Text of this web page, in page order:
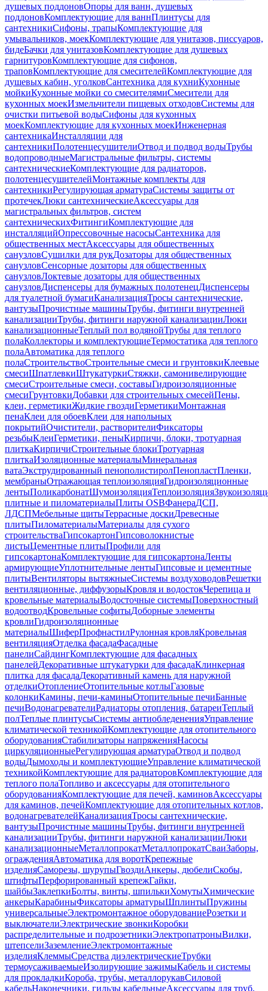
душевых поддоновОпоры для ванн, душевых
поддоновКомплектующие для ваннПлинтусы для
сантехникиСифоны, трапыКомплектующие для
умывальников, моекКомплектующие для унитазов, писсуаров,
бидеБачки для унитазовКомплектующие для душевых
гарнитуровКомплектующие для сифонов,
траповКомплектующие для смесителейКомплектующие для
душевых кабин, уголковСантехника для кухниКухонные
мойкиКухонные мойки со смесителямиСмесители для
кухонных моекИзмельчители пищевых отходовСистемы для
очистки питьевой водыСифоны для кухонных
моекКомплектующие для кухонных моекИнженерная
сантехникаИнсталляции для
сантехникиПолотенцесушителиОтвод и подвод водыТрубы
водопроводныеМагистральные фильтры, системы
сантехническиеКомплектующие для радиаторов,
полотенцесушителейМонтажные комплекты для
сантехникиРегулирующая арматураСистемы защиты от
протечекЛюки сантехническиеАксессуары для
магистральных фильтров, систем
сантехническихФитингиКомплектующие для
инсталляцийОпрессовочные насосыСантехника для
общественных местАксессуары для общественных
санузловСушилки для рукДозаторы для общественных
санузловСенсорные дозаторы для общественных
санузловЛоктевые дозаторы для общественных
санузловДиспенсеры для бумажных полотенецДиспенсеры
для туалетной бумагиКанализацияТросы сантехнические,
вантузыПрочистные машиныТрубы, фитинги внутренней
канализацииТрубы, фитинги наружной канализацииЛюки
канализационныеТеплый пол водянойТрубы для теплого
полаКоллекторы и комплектующиеТермостатика для теплого
полаАвтоматика для теплого
полаСтроительствоСтроительные смеси и грунтовкиКлеевые
смесиШпатлевкиШтукатуркиСтяжки, самонивелирующие
смесиСтроительные смеси, составыГидроизоляционные
смесиГрунтовкиДобавки для строительных смесейПены,
клеи, герметикиЖидкие гвоздиГерметикиМонтажная
пенаКлеи для обоевКлеи для напольных
покрытийОчистители, растворителиФиксаторы
резьбыКлеиГерметики, пеныКирпичи, блоки, тротуарная
плиткаКирпичиСтроительные блокиТротуарная
плиткаИзоляционные материалыМинеральная
ватаЭкструдированный пенополистиролПенопластПленки,
мембраныОтражающая теплоизоляцияГидроизоляционные
лентыПоликарбонатШумоизоляцияТеплоизоляция
плитные и пиломатериалыПлиты OSBФанераДСП,
ЛДСПМебельные щитыТеррасные доскиДревесные
плитыПиломатериалыМатериалы для сухого
строительстваГипсокартонГипсоволокнистые
листыЦементные плитыПрофили для
гипсокартонаКомплектующие для гипсокартонаЛенты
армирующиеУплотнительные лентыГипсовые и цементные
плитыВентиляторы вытяжныеСистемы воздуховодовРешетки
вентиляционные, диффузорыКровля и водостокЧерепица и
кровельные материалыВодосточные системыПоверхностный
водоотводКровельные софитыДоборные элементы
кровлиГидроизоляционные
материалыШиферПрофнастилРулонная кровляКровельная
вентиляцияОтделка фасадаФасадные
панелиСайдингКомплектующие для фасадных
панелейДекоративные штукатурки для фасадаКлинкерная
плитка для фасадаДекоративный камень для наружной
отделкиОтоплениеОтопительные котлыГазовые
колонкиКамины, печи-каминыОтопительные печиБанные
печиВодонагревателиРадиаторы отопления, батареиТеплый
полТеплые плинтусыСистемы антиобледененияУправление
климатической техникойКомплектующие для отопительного
оборудованияСтабилизаторы напряженияНасосы
циркуляционныеРегулирующая арматураОтвод и подвод
водыДымоходы и комплектующиеУправление климатической
техникойКомплектующие для радиаторовКомплектующие для
теплого полаТопливо и аксессуары для отопительного
оборудованияКомплектующие для печей, каминовАксессуары
для каминов, печейКомплектующие для отопительных котлов,
водонагревателейКанализацияТросы сантехнические,
вантузыПрочистные машиныТрубы, фитинги внутренней
канализацииТрубы, фитинги наружной канализацииЛюки
канализационныеМеталлопрокатМеталлопрокатСваиЗаборы,
огражденияАвтоматика для воротКрепежные
изделияСаморезы, шурупыГвоздиАнкеры, дюбелиСкобы,
штифтыПерфорированный крепежГайки,
шайбыЗаклепкиБолты, винты, шпилькиХомутыХимические
анкерыКарабиныФиксаторы арматурыШплинтыПружины
универсальныеЭлектромонтажное оборудованиеРозетки и
выключателиЭлектрические звонкиКоробки
распределительные и подрозетникиЭлектропатроныВилки,
штепселиЗаземлениеЭлектромонтажные
изделияКлеммыСредства диэлектрическиеТрубки
термоусаживаемыеИзолирующие зажимыКабель и системы
для прокладкиКороба, трубы, металлорукавСиловой
кабельНаконечники, гильзы кабельныеАксессуары для труб,